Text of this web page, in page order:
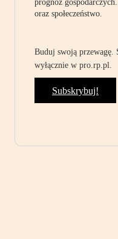
prognoz
oraz społeczeństwo.
Buduj swoją przewagę.
wyłącznie w pro.rp.pl.
Subskrybuj!